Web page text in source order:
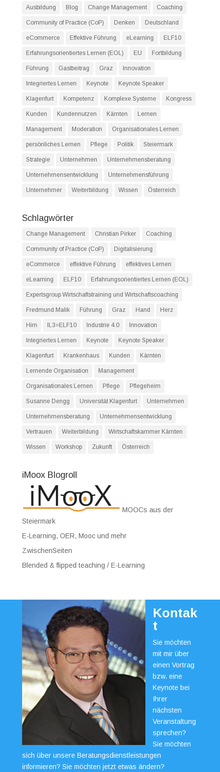
Ausbildung Blog Change Management Coaching
Community of Practice (CoP) Denken Deutschland
eCommerce Effektive Führung eLearning ELF10
Erfahrungsorientiertes Lernen (EOL) EU Fortbildung
Führung Gastbeitrag Graz Innovation
Integriertes Lernen Keynote Keynote Speaker
Klagenfurt Kompetenz Komplexe Systeme Kongress
Kunden Kundennutzen Kärnten Lernen
Management Moderation Organisationales Lernen
persönliches Lernen Pflege Politik Steiermark
Strategie Unternehmen Unternehmensberatung
Unternehmensentwicklung Unternehmensführung
Unternehmer Weiterbildung Wissen Österreich
Schlagwörter
Change Management Christian Pirker Coaching
Community of Practice (CoP) Digitalisierung
eCommerce effektive Führung effektives Lernen
eLearning ELF10 Erfahrungsorientiertes Lernen (EOL)
Expertsgroup Wirtschaftstraining und Wirtschaftscoaching
Fredmund Malik Führung Graz Hand Herz
Hirn IL3=ELF10 Industrie 4.0 Innovation
Integriertes Lernen Keynote Keynote Speaker
Klagenfurt Krankenhaus Kunden Kärnten
Lernende Organisation Management
Organisationales Lernen Pflege Pflegeheim
Susanne Dengg Universität Klagenfurt Unternehmen
Unternehmensberatung Unternehmensentwicklung
Vertrauen Weiterbildung Wirtschaftskammer Kärnten
Wissen Workshop Zukunft Österreich
iMoox Blogroll
MOOCs aus der
Steiermark
E-Learning, OER, Mooc und mehr
ZwischenSeiten
Blended & flipped teaching / E-Learning
Kontak
t
Sie möchten
mit mir über
einen Vortrag
bzw. eine
Keynote bei
Ihrer
nächsten
Veranstaltung
sprechen?
Sie möchten
sich über unsere Beratungsdienstleistungen
informieren? Sie möchten jetzt etwas ändern?